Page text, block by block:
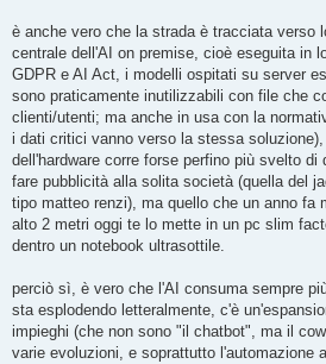
è anche vero che la strada è tracciata verso
centrale dell'AI on premise, cioè eseguita in
GDPR e AI Act, i modelli ospitati su server
sono praticamente inutilizzabili con file che
clienti/utenti; ma anche in usa con la
i dati critici vanno verso la stessa
dell'hardware corre forse perfino più svelto di
fare pubblicità alla solita società (quella del
tipo matteo renzi), ma quello che un anno fa
alto 2 metri oggi te lo mette in un pc slim
dentro un notebook ultrasottile.
perciò sì, è vero che l'AI consuma sempre
sta esplodendo letteralmente, c'è
impieghi (che non sono "il chatbot", ma il
varie evoluzioni, e soprattutto l'automazione